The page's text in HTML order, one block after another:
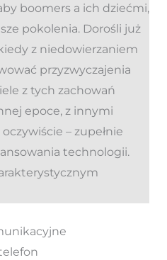
boomers a ich dziećmi,
pokolenia. Dorośli już
z niedowierzaniem
przyzwyczajenia
z tych zachowań
epoce, z innymi
– zupełnie
technologii.